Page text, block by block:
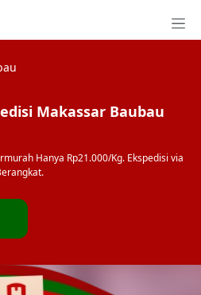
Makassar Baubau
Hanya Rp21.000/Kg. Ekspedisi via